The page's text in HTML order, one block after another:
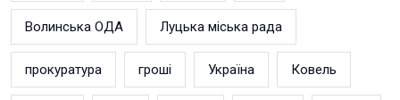
Волинська ОДА Луцька міська рада
прокуратура гроші Україна Ковель